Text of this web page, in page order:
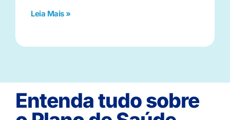
Leia Mais »
Entenda tudo sobre